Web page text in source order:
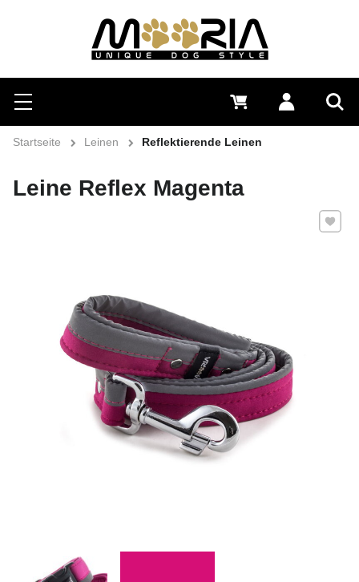
Suchen
Menü Anmelden
0 €
Startseite Leinen Reflektierende Leinen
Leine Reflex Magenta
Zu